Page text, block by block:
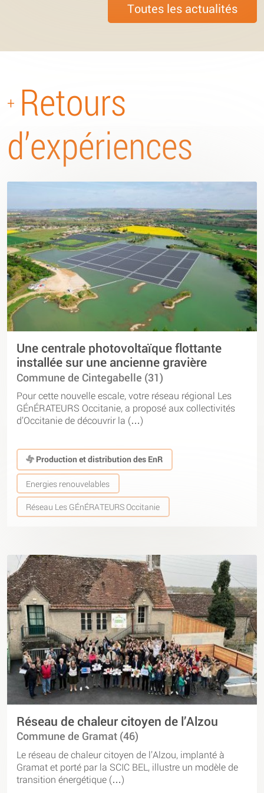
Toutes les actualités
+ Retours
d’expériences
Une centrale photovoltaïque flottante
installée sur une ancienne gravière
Commune de Cintegabelle (31)
Pour cette nouvelle escale, votre réseau régional Les
GÉnÉRATEURS Occitanie, a proposé aux collectivités
d’Occitanie de découvrir la (…)
Production et distribution des EnR
Energies renouvelables
Réseau Les GÉnÉRATEURS Occitanie
Réseau de chaleur citoyen de l’Alzou
Commune de Gramat (46)
Le réseau de chaleur citoyen de l’Alzou, implanté à
Gramat et porté par la SCIC BEL, illustre un modèle de
transition énergétique (…)